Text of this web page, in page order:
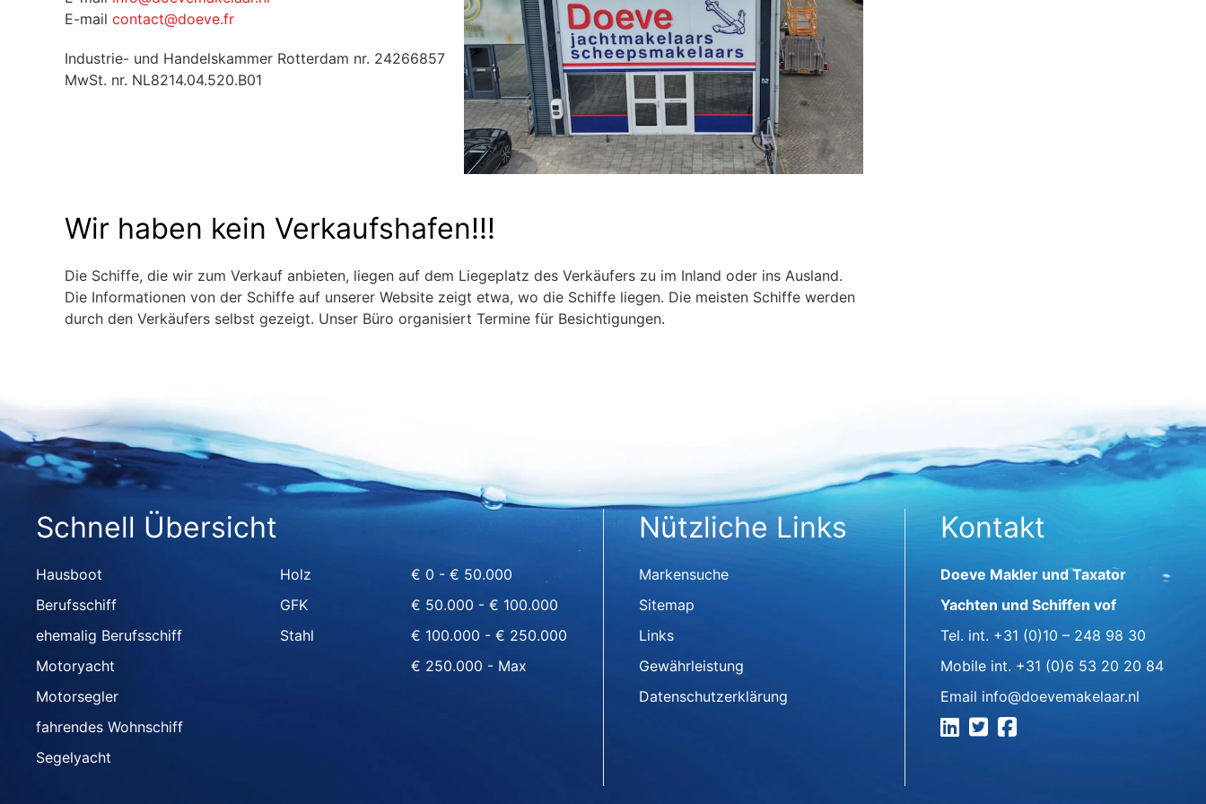
E-mail contact@doeve.fr
Industrie- und Handelskammer Rotterdam nr. 24266857
MwSt. nr. NL8214.04.520.B01
Wir haben kein Verkaufshafen!!!
Die Schiffe, die wir zum Verkauf anbieten, liegen auf dem Liegeplatz des Verkäufers zu im Inland oder ins Ausland.
Die Informationen von der Schiffe auf unserer Website zeigt etwa, wo die Schiffe liegen. Die meisten Schiffe werden
durch den Verkäufers selbst gezeigt. Unser Büro organisiert Termine für Besichtigungen.
Schnell Übersicht
Hausboot
Berufsschiff
ehemalig Berufsschiff
Motoryacht
Motorsegler
fahrendes Wohnschiff
Segelyacht
Holz
GFK
Stahl
€ 0 - € 50.000
€ 50.000 - € 100.000
€ 100.000 - € 250.000
€ 250.000 - Max
Nützliche Links
Markensuche
Sitemap
Links
Gewährleistung
Datenschutzerklärung
Kontakt
Doeve Makler und Taxator
Yachten und Schiffen vof
Tel. int. +31 (0)10 – 248 98 30
Mobile int. +31 (0)6 53 20 20 84
Email info@doevemakelaar.nl